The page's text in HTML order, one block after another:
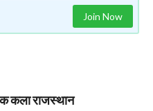
Join Now
कला राजस्थान